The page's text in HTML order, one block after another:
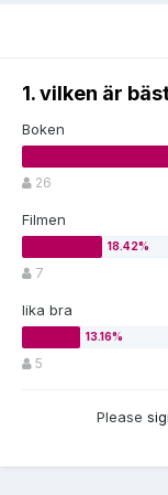
1. vilken är
Boken
26
Filmen
7
lika bra
5
Please